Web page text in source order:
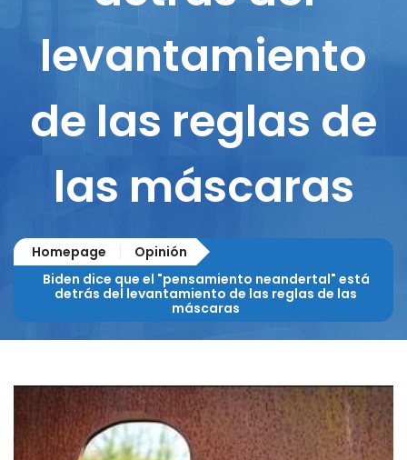
levantamiento
de las reglas de
las máscaras
Homepage
Opinión
Biden dice que el "pensamiento neandertal" está
detrás del levantamiento de las reglas de las
máscaras